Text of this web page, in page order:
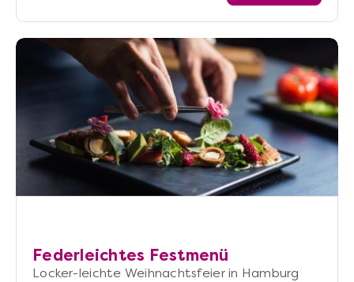
Federleichtes Festmenü
Locker-leichte Weihnachtsfeier in Hamburg